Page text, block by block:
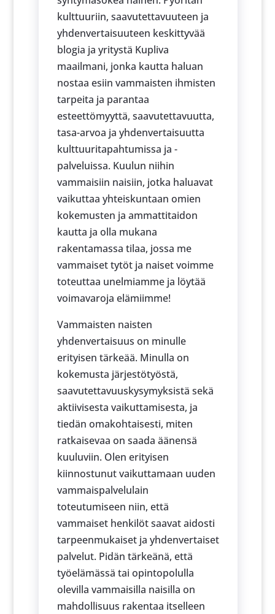
kulttuuriin, saavutettavuuteen ja
yhdenvertaisuuteen keskittyvää
blogia ja yritystä Kupliva
maailmani, jonka kautta haluan
nostaa esiin vammaisten ihmisten
tarpeita ja parantaa
esteettömyyttä, saavutettavuutta,
tasa-arvoa ja yhdenvertaisuutta
kulttuuritapahtumissa ja -
palveluissa. Kuulun niihin
vammaisiin naisiin, jotka haluavat
vaikuttaa yhteiskuntaan omien
kokemusten ja ammattitaidon
kautta ja olla mukana
rakentamassa tilaa, jossa me
vammaiset tytöt ja naiset voimme
toteuttaa unelmiamme ja löytää
voimavaroja elämiimme!
Vammaisten naisten
yhdenvertaisuus on minulle
erityisen tärkeää. Minulla on
kokemusta järjestötyöstä,
saavutettavuuskysymyksistä sekä
aktiivisesta vaikuttamisesta, ja
tiedän omakohtaisesti, miten
ratkaisevaa on saada äänensä
kuuluviin. Olen erityisen
kiinnostunut vaikuttamaan uuden
vammaispalvelulain
toteutumiseen niin, että
vammaiset henkilöt saavat aidosti
tarpeenmukaiset ja yhdenvertaiset
palvelut. Pidän tärkeänä, että
työelämässä tai opintopolulla
olevilla vammaisilla naisilla on
mahdollisuus rakentaa itselleen